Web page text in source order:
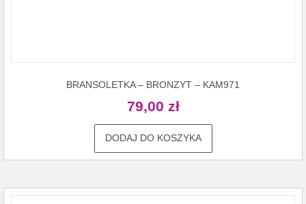
BRANSOLETKA – BRONZYT – KAM971
79,00 zł
DODAJ DO KOSZYKA